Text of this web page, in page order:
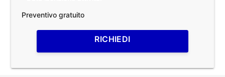
Preventivo gratuito
RICHIEDI